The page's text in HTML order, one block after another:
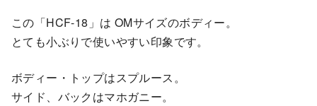
この「HCF-18」は OMサイズのボディー。
とても小ぶりで使いやすい印象です。
ボディー・トップはスプルース。
サイド、バックはマホガニー。